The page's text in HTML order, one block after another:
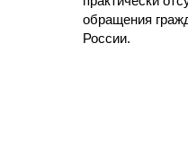
обращения
России.